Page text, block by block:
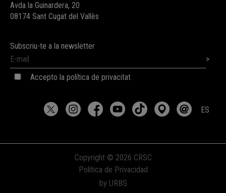
Avda la Guinardera, 20
08174 Sant Cugat del Vallès
Subscriu-te a la newsletter
Accepto la política de privacitat
ES
Copyright © 2026 CRSC
Política de Privacidad
by URBS